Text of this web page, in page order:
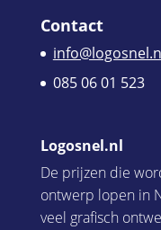
Contact
085 06 01 523
Logosnel.nl
De prijzen die
ontwerp lopen in
veel grafisch